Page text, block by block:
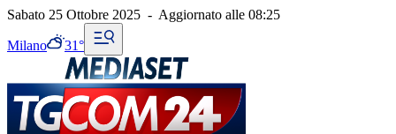
Sabato 25 Ottobre 2025 - Aggiornato alle 08:25
Milano 31°